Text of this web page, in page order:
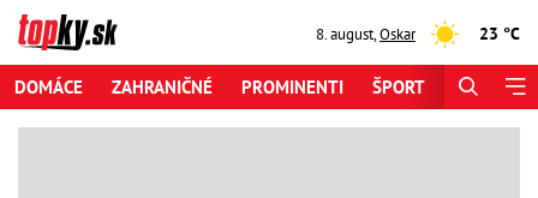
8. august,Oskar 23 °C
DOMÁCE ZAHRANIČNÉ PROMINENTI ŠPORT